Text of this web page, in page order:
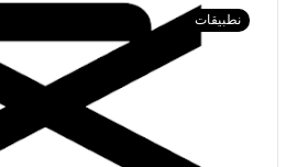
نطبيقات